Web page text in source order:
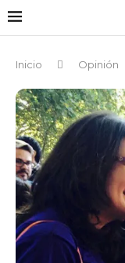
Inicio Opinión